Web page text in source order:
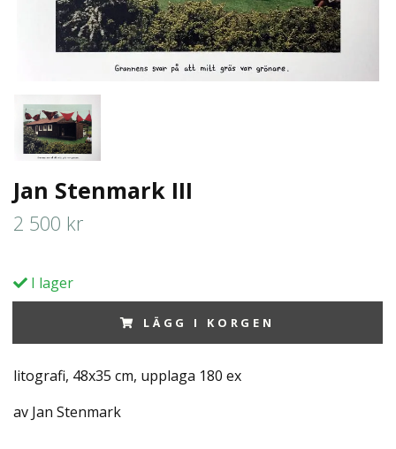
Jan Stenmark III
2 500 kr
I lager
LÄGG I KORGEN
litografi, 48x35 cm, upplaga 180 ex
av Jan Stenmark